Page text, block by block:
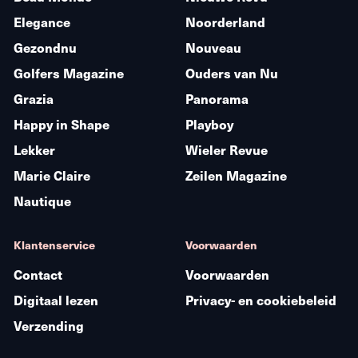
Elegance
Gezondnu
Golfers Magazine
Grazia
Happy in Shape
Lekker
Marie Claire
Nautique
Noorderland
Nouveau
Ouders van Nu
Panorama
Playboy
Wieler Revue
Zeilen Magazine
Klantenservice
Contact
Digitaal lezen
Verzending
Voorwaarden
Voorwaarden
Privacy- en cookiebeleid